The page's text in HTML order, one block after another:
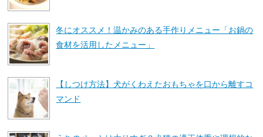
冬にオススメ！温かみのある手作りメニュー「お鍋の
食材を活用したメニュー」
【しつけ方法】犬がくわえたおもちゃを口から離すコ
マンド